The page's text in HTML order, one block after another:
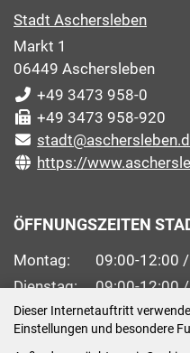
Dieser Internetauftritt
Einstellungen und besondere
Stadt Aschersleben
Markt 1
06449 Aschersleben
+49 3473 958-0
+49 3473 958-920
https://
ÖFFNUNGSZEITEN
Montag: 09:00-12:00 /
Dienstag: 09:00-12:00 /
Mittwoch: 09:00 - 12:00
Terminvereinbarung)